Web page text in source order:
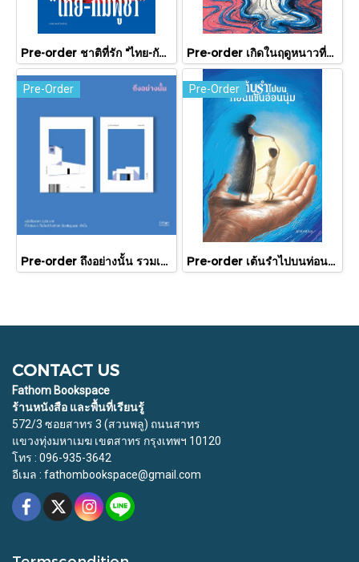
Pre-order ชาติที่รัก "ไทย-กัมพูชา" กับเส้นสมมติ / พวงทอง ภวัครพันธุ์ / มติชน Pre-order เกิดในฤดูหนาวที่แดดส่องถึง / นทธี ศศิวิมล / Pandora Press
Pre-Order
Pre-order ถึงอย่างนั้น รวมเรื่องสั้น / ภู่มณี ศิริพรไพบูลย์ / สำนักพิมพ์ตำหนัก
Pre-Order
Pre-order เต้นรำไปบนท่อนแขนอ่อนนุ่ม / นทธี ศศิวิมล / Pandora Press
CONTACT US
Fathom Bookspace
ร้านหนังสือ และพื้นที่เรียนรู้
572/3 ซอยสาทร 3 (สวนพลู) ถนนสาทร
แขวงทุ่งมหาเมฆ เขตสาทร กรุงเทพฯ 10120
โทร : 096-935-3642
อีเมล : fathombookspace@gmail.com